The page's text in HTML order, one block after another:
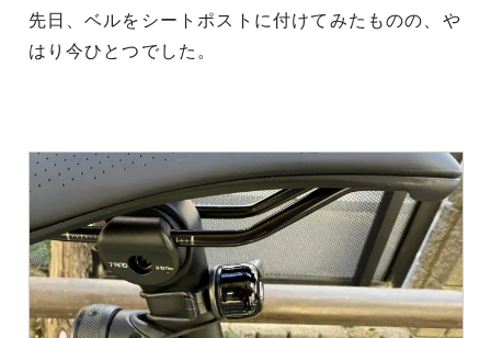
先日、ベルをシートポストに付けてみたものの、や
はり今ひとつでした。